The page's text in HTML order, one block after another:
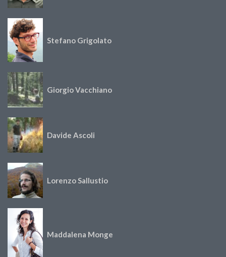
Stefano Grigolato
Giorgio Vacchiano
Davide Ascoli
Lorenzo Sallustio
Maddalena Monge